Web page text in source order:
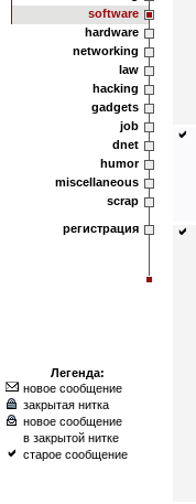
software
hardware
networking
law
hacking
gadgets
job
dnet
humor
miscellaneous
scrap
регистрация
Легенда:
новое сообщение
закрытая нитка
новое сообщение
в закрытой нитке
старое сообщение